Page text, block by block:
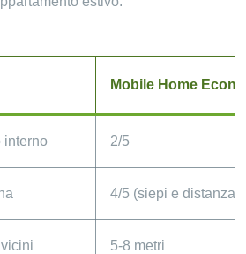
Mobile Home
interno 2/5
4/5 (siepi e distanza)
5-8 metri